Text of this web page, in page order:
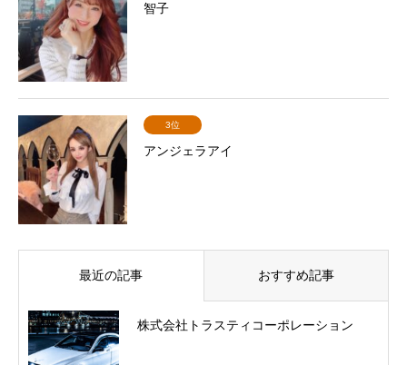
智子
3位
アンジェラアイ
最近の記事 おすすめ記事
株式会社トラスティコーポレーション